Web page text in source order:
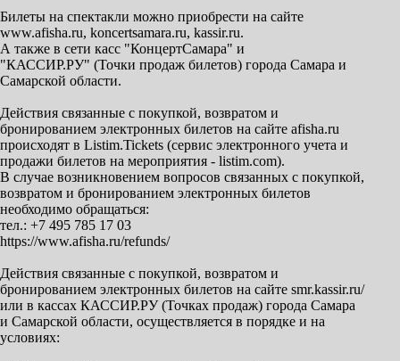
Билеты на спектакли можно приобрести на сайте
www.afisha.ru, koncertsamara.ru, kassir.ru.
А также в сети касс "КонцертСамара" и
"КАССИР.РУ" (Точки продаж билетов) города Самара и
Самарской области.
Действия связанные с покупкой, возвратом и
бронированием электронных билетов на сайте afisha.ru
происходят в Listim.Tickets (сервис электронного учета и
продажи билетов на мероприятия - listim.com).
В случае возникновением вопросов связанных с покупкой,
возвратом и бронированием электронных билетов
необходимо обращаться:
тел.: +7 495 785 17 03
https://www.afisha.ru/refunds/
Действия связанные с покупкой, возвратом и
бронированием электронных билетов на сайте smr.kassir.ru/
или в кассах КАССИР.РУ (Точках продаж) города Самара
и Самарской области, осуществляется в порядке и на
условиях: